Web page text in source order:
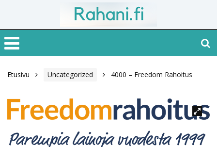
Etusivu Uncategorized 4000 – Freedom Rahoitus